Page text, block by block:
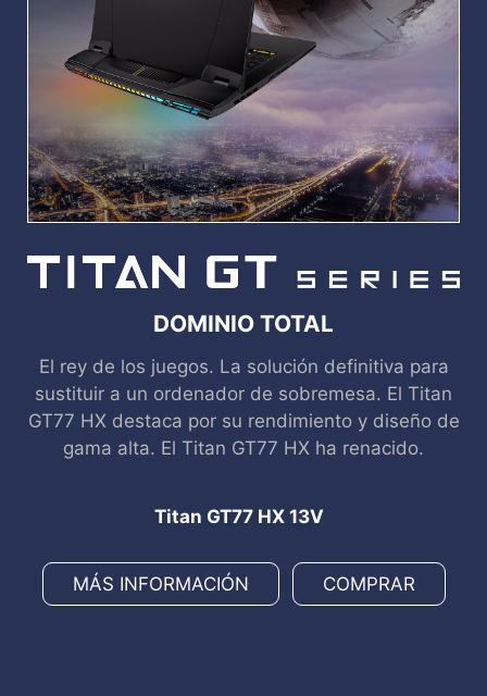
DOMINIO TOTAL
El rey de los juegos. La solución definitiva para
sustituir a un ordenador de sobremesa. El Titan
GT77 HX destaca por su rendimiento y diseño de
gama alta. El Titan GT77 HX ha renacido.
Titan GT77 HX 13V
MÁS INFORMACIÓN COMPRAR